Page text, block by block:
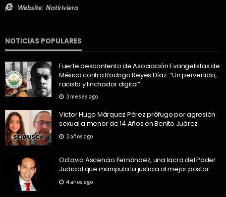
Website: Notiriviera
NOTICIAS POPULARES
Fuerte descontento de Asociación Evangelistas de
México contra Rodrigo Reyes Díaz: “Un pervertido,
racista y linchador digital”
3 meses ago
Victor Hugo Márquez Pérez prófugo por agresión
sexual a menor de 14 Años en Benito Juárez
2 años ago
Octavio Ascencio Fernández, una lacra del Poder
Judicial que manipula la justicia al mejor postor
4 años ago